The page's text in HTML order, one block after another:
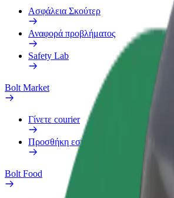
Ασφάλεια Σκούτερ
Αναφορά προβλήματος
Safety Lab
Bolt Market
Γίνετε courier
Προσθήκη εστιατορίου ή καταστήματος
Bolt Food